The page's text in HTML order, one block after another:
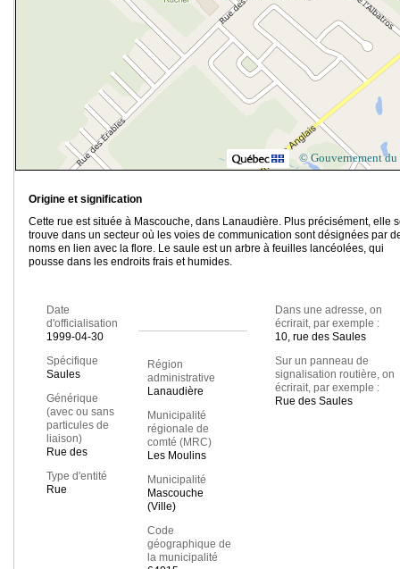
© Gouvernement du
Origine et signification
Cette rue est située à Mascouche, dans Lanaudière. Plus précisément, elle
trouve dans un secteur où les voies de communication sont désignées par
noms en lien avec la flore. Le saule est un arbre à feuilles lancéolées, qui
pousse dans les endroits frais et humides.
Date
d'officialisation
1999-04-30
Spécifique
Saules
Générique
(avec ou sans
particules de
liaison)
Rue des
Type d'entité
Rue
Région
administrative
Lanaudière
Municipalité
régionale de
comté (MRC)
Les Moulins
Municipalité
Mascouche
(Ville)
Code
géographique de
la municipalité
Dans une adresse, on
écrirait, par exemple :
10, rue des Saules
Sur un panneau de
signalisation routière, on
écrirait, par exemple :
Rue des Saules